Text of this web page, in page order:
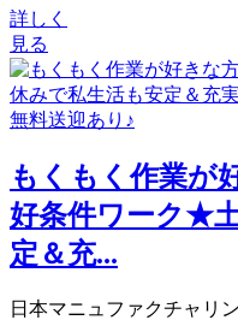
詳しく
見る
もくもく作業が
好条件ワーク★
定＆充...
日本マニュファクチャリ